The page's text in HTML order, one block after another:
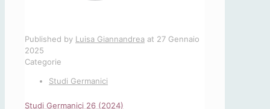
Published by Luisa Giannandrea at 27 Gennaio
2025
Categorie
Studi Germanici
Studi Germanici 26 (2024)